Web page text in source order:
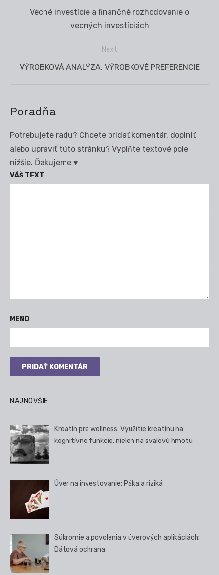
Previous
Vecné investície a finančné rozhodovanie o
vecných investíciách
Next
Next
VÝROBKOVÁ ANALÝZA, VÝROBKOVÉ PREFERENCIE
Poradňa
Potrebujete radu? Chcete pridať komentár, doplniť
alebo upraviť túto stránku? Vyplňte textové pole
nižšie. Ďakujeme ♥
VÁŠ TEXT
MENO
NAJNOVŠIE
Kreatín pre wellness: Využitie kreatínu na
kognitívne funkcie, nielen na svalovú hmotu
Úver na investovanie: Páka a riziká
Súkromie a povolenia v úverových aplikáciách:
Dátová ochrana